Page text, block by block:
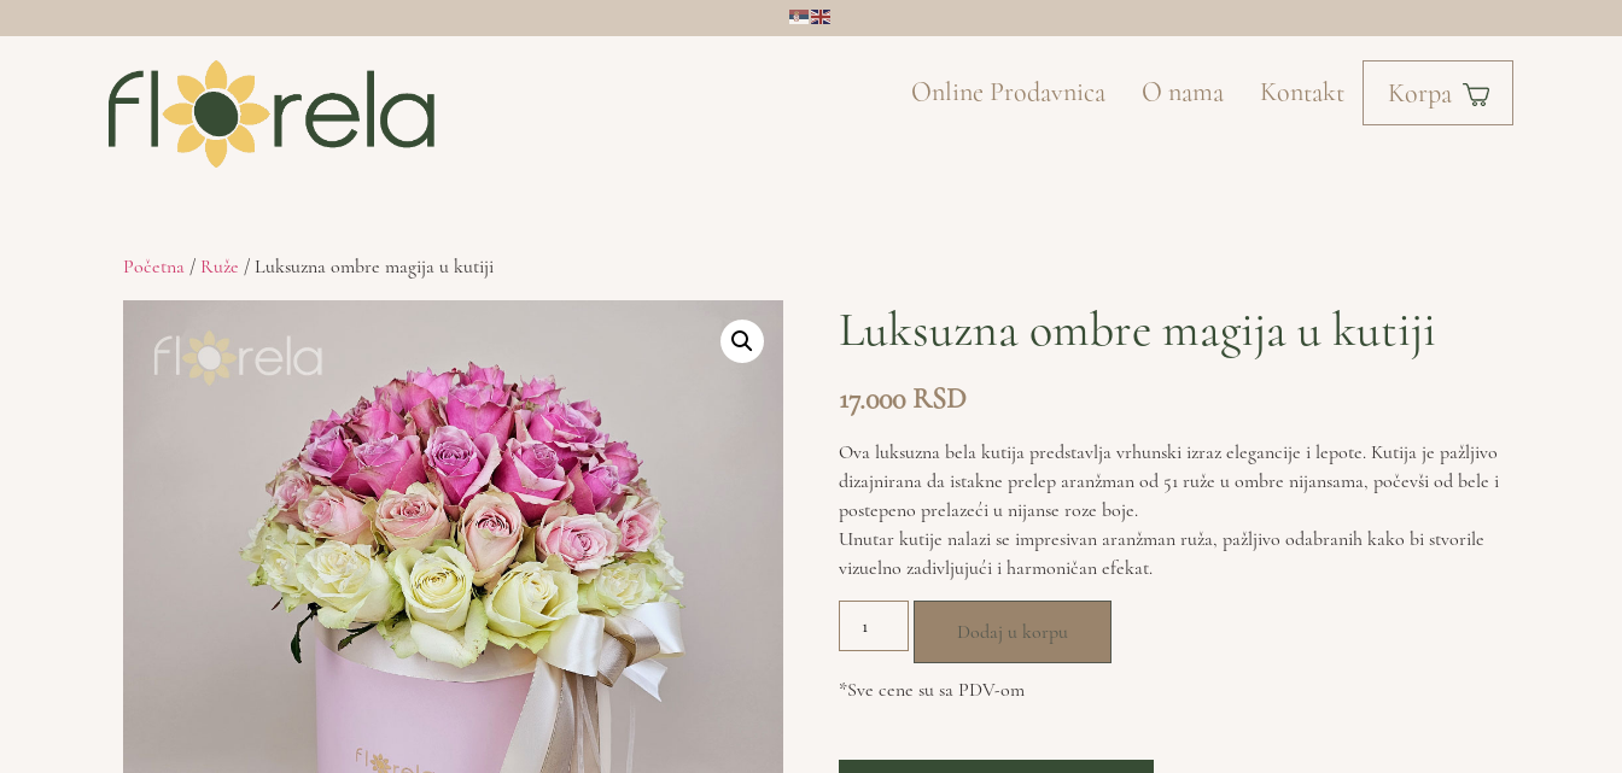
Online Prodavnica O nama Kontakt Korpa
Početna / Ruže / Luksuzna ombre magija u kutiji
Luksuzna ombre magija u kutiji
17.000
Ova luksuzna bela kutija predstavlja vrhunski izraz elegancije i lepote. Kutija je pažljivo
dizajnirana da istakne prelep aranžman od 51 ruže u ombre nijansama, počevši od bele i
postepeno prelazeći u nijanse roze boje.
Unutar kutije nalazi se impresivan aranžman ruža, pažljivo odabranih kako bi stvorile
vizuelno zadivljujući i harmoničan efekat.
Dodaj u korpu
*Sve cene su sa PDV-om